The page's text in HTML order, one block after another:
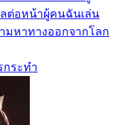
ต่อหน้าผู้คนฉันเล่น
หาทางออกจากโลก
กระทำ